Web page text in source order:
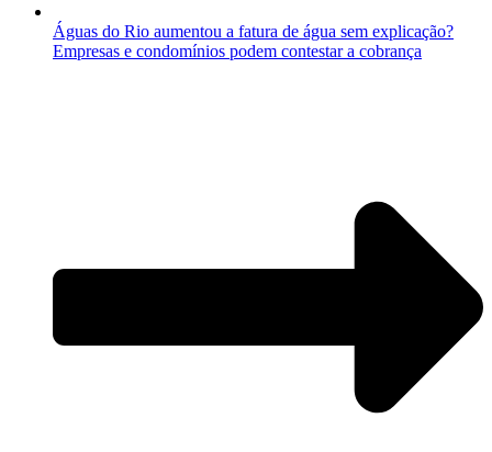
Águas do Rio aumentou a fatura de água sem explicação?
Empresas e condomínios podem contestar a cobrança